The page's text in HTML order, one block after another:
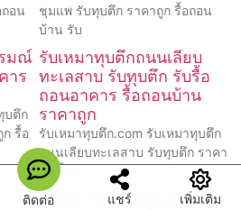
อน
ชุมแพ รับทุบตึก ราคาถูก รื้อถอน
บ้าน รับ
มณ์
าร
บตึก
รื้อ
รับเหมาทุบตึกถนนเลียบ
ทะเลสาบ รับทุบตึก รับรื้อ
ถอนอาคาร รื้อถอนบ้าน
ราคาถูก
รับเหมาทุบตึก.com รับเหมาทุบตึก
ถนนเลียบทะเลสาบ รับทุบตึก ราคา
ถูก รื้อถ
รับเหมาทุบตึกถนนมไหสวร
ติดต่อ แชร์ เพิ่มเติม